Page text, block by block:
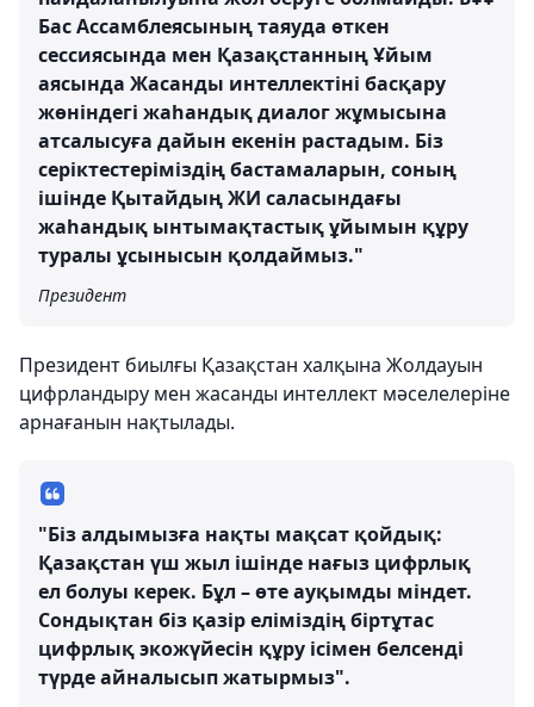
Бас Ассамблеясының таяуда өткен
сессиясында мен Қазақстанның Ұйым
аясында Жасанды интеллектіні басқару
жөніндегі жаһандық диалог жұмысына
атсалысуға дайын екенін растадым. Біз
серіктестеріміздің бастамаларын, соның
ішінде Қытайдың ЖИ саласындағы
жаһандық ынтымақтастық ұйымын құру
туралы ұсынысын қолдаймыз."
Президент
Президент биылғы Қазақстан халқына Жолдауын
цифрландыру мен жасанды интеллект мәселелеріне
арнағанын нақтылады.
"Біз алдымызға нақты мақсат қойдық:
Қазақстан үш жыл ішінде нағыз цифрлық
ел болуы керек. Бұл – өте ауқымды міндет.
Сондықтан біз қазір еліміздің біртұтас
цифрлық экожүйесін құру ісімен белсенді
түрде айналысып жатырмыз".